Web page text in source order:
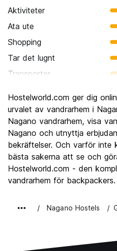
Aktiviteter
Ata ute
Shopping
Tar det lugnt
Transporter
Kultur
Festa
Värde för pengarna
Hostelworld.com ger dig
urvalet av vandrarhem i
Nagano vandrarhem, visa
Nagano och utnyttja
bekräftelser. Och varför inte
bästa sakerna att se och
Hostelworld.com - den
vandrarhem för backpackers.
Nagano Hostels